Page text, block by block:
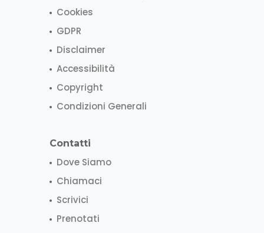
Cookies
GDPR
Disclaimer
Accessibilità
Copyright
Condizioni Generali
Contatti
Dove Siamo
Chiamaci
Scrivici
Prenotati